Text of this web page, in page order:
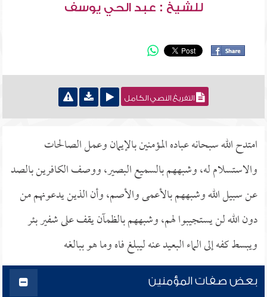
للشيخ : عبد الحي يوسف
التفريغ النصي الكامل
امتدح الله سبحانه عباده المؤمنين بالإيمان وعمل الصالحات
والاستسلام له، وشبههم بالسميع البصير، ووصف الكافرين بالصد
عن سبيل الله وشبههم بالأعمى والأصم، وأن الذين يدعونهم من
دون الله لن يستجيبوا لهم، وشبههم بالظمآن يقف على شفير بئر
ويبسط كفه إلى الماء البعيد عنه ليبلغ فاه وما هو ببالغه
بعض صفات المؤمنين